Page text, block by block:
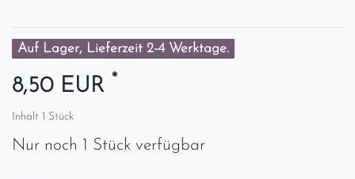
Auf Lager, Lieferzeit 2-4 Werktage.
8,50 EUR *
Inhalt 1 Stück
Nur noch 1 Stück verfügbar